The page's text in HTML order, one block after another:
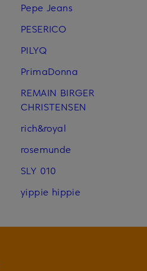
Pepe Jeans
PESERICO
PILYQ
PrimaDonna
REMAIN BIRGER
CHRISTENSEN
rich&royal
rosemunde
SLY 010
yippie hippie